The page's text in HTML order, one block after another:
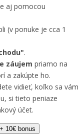
aj pomocou
(v ponuke je cca 1
.
záujem priamo na
a zakúpte ho.
vidieť, koľko sa vám
si tieto peniaze
účet.
10€ bonus